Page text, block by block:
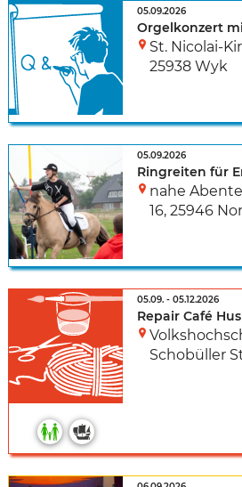
05.09.2026
Orgelkonzert
St. Nicolai-
25938 Wyk
05.09.2026
Ringreiten für
nahe
16, 25946
05.09. - 05.12.2026
Repair Café
Schobüller